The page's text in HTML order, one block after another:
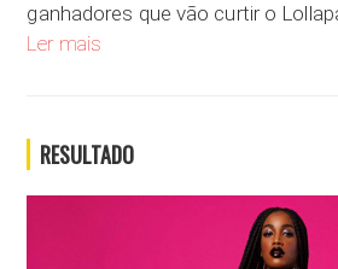
ganhadores que vão curtir o
Ler mais
RESULTADO